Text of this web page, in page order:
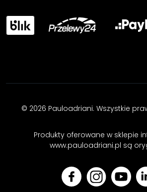
© 2026 Pauloadriani. Wszystkie
Produkty oferowane w sklepie
www.pauloadriani.pl są